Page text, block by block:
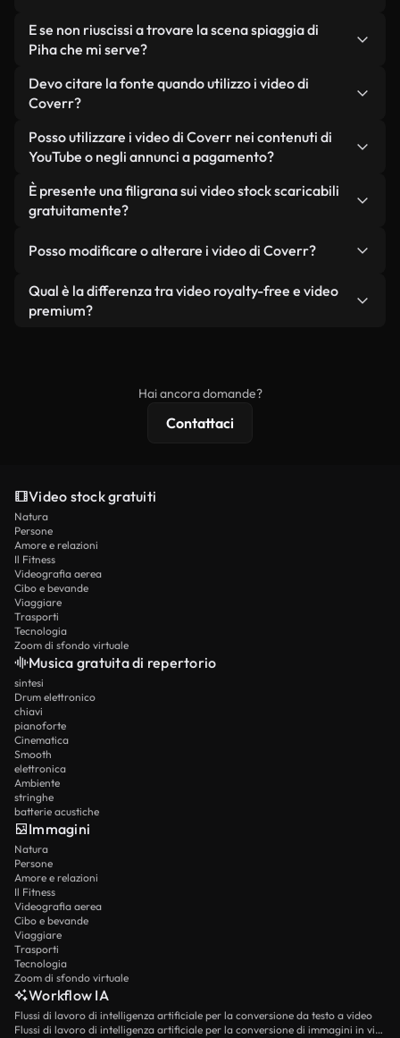
spiaggia di Piha, e da video generati
dall'intelligenza artificiale. Ogni video è
stai utilizzando.
Non se scegli le nostre versioni ottimizzate.
Offriamo formati leggeri e pronti per il web,
mantengono alta la qualità, riducono al minimo i
tempi di caricamento e migliorano parametri
come LCP.
E se non riuscissi a trovare la scena spiaggia di
Piha che mi serve?
Puoi crearne uno all'istante utilizzando Coverr AI
Studio. Ti basta descrivere la scena, ad esempio
in pochi secondi un video personalizzato in
conformità con i nostri standard di licenza.
Devo citare la fonte quando utilizzo i video di
Coverr?
Non è richiesto alcun riconoscimento dell'autore.
Tutti i video presenti nella nostra libreria sono
senza citare il creatore, sebbene sia sempre
gradito.
Posso utilizzare i video di Coverr nei contenuti di
YouTube o negli annunci a pagamento?
Sì. Tutti i filmati di Coverr possono essere utilizzati
in video monetizzati su YouTube, promozioni sui
condizione che non si rivendano o ridistribuiscano
È presente una filigrana sui video stock scaricabili
gratuitamente?
reali o generati dall'intelligenza artificiale, include
filigrane. Avrai a disposizione filmati puliti e pronti
all'uso.
Posso modificare o alterare i video di Coverr?
Sì. Siete liberi di tagliare, ritagliare o remixare i
nostri video. Assicuratevi solo che il prodotto
Qual è la differenza tra video royalty-free e video
premium?
Hai ancora domande?
Contattaci
Video stock gratuiti
Natura
Persone
Amore e relazioni
Il Fitness
Videografia aerea
Cibo e bevande
Viaggiare
Trasporti
Tecnologia
Zoom di sfondo virtuale
Musica gratuita di repertorio
sintesi
Drum elettronico
chiavi
pianoforte
Cinematica
Smooth
elettronica
Ambiente
stringhe
batterie acustiche
Immagini
Natura
Persone
Amore e relazioni
Il Fitness
Videografia aerea
Cibo e bevande
Viaggiare
Trasporti
Tecnologia
Zoom di sfondo virtuale
Workflow IA
Flussi di lavoro di intelligenza artificiale per la conversione da testo a video
Flussi di lavoro di intelligenza artificiale per la conversione di immagini in video